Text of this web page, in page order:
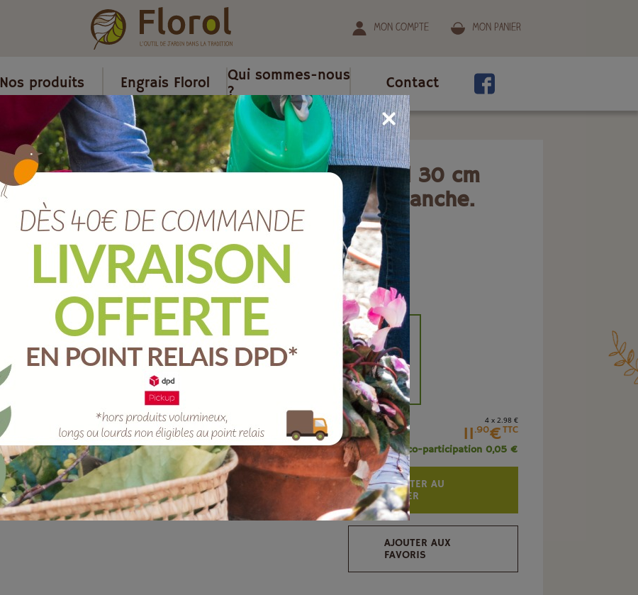
Mon compte Mon panier
Nos produits Engrais Florol
Qui sommes-nous
?
Contact
/Balai pur crin de cheval 30 cm douille conique sans manche.
Balai pur crin de cheval 30 cm
douille conique sans manche.
B32871SM
EAN :3700279621179
Marque : SOERGEN Distribution
Quantité :
+
4 x 2.98 €
11.90€TTC
+ éco-participation 0,05 €
AJOUTER AU
PANIER
AJOUTER AUX
FAVORIS